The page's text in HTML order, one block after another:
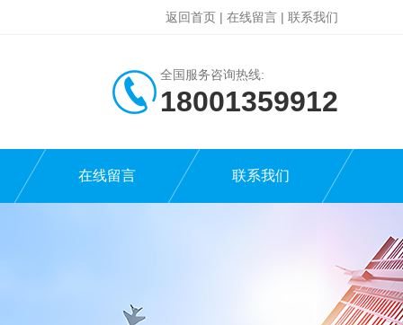
返回首页 | 在线留言 | 联系我们
全国服务咨询热线:
18001359912
在线留言 联系我们